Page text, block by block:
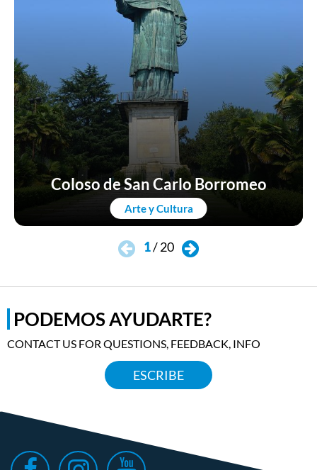
Arte y Cultura
Coloso de San Carlo Borromeo
1/20
PODEMOS AYUDARTE?
CONTACT US FOR QUESTIONS, FEEDBACK, INFO
ESCRIBE